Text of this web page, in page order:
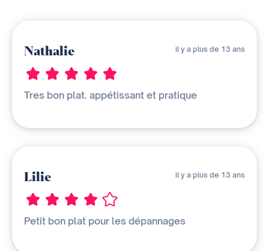
Nathalie il y a plus de 13 ans
Tres bon plat. appétissant et pratique
Lilie il y a plus de 13 ans
Petit bon plat pour les dépannages